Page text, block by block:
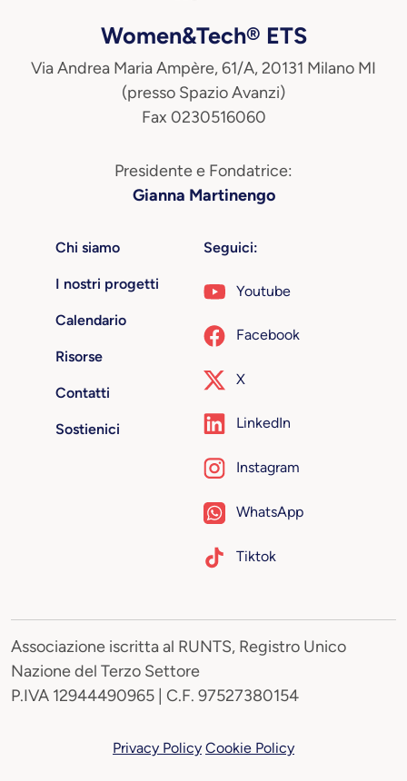
Women&Tech® ETS
Via Andrea Maria Ampère, 61/A, 20131 Milano MI
(presso Spazio Avanzi)
Fax 0230516060
Presidente e Fondatrice:
Gianna Martinengo
Chi siamo
I nostri progetti
Calendario
Risorse
Contatti
Sostienici
Seguici:
Youtube
Facebook
X
LinkedIn
Instagram
WhatsApp
Tiktok
Associazione iscritta al RUNTS, Registro Unico
Nazione del Terzo Settore
P.IVA 12944490965 | C.F. 97527380154
Privacy Policy Cookie Policy